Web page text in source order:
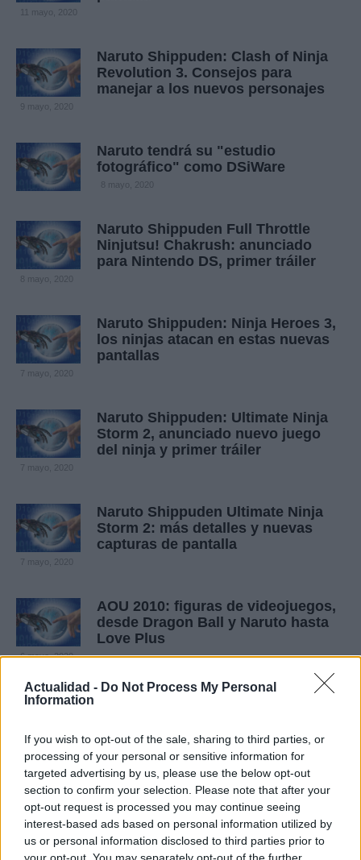
Actualidad - Do Not Process My Personal
Information
If you wish to opt-out of the sale, sharing to third parties, or
processing of your personal or sensitive information for
targeted advertising by us, please use the below opt-out
section to confirm your selection. Please note that after your
opt-out request is processed you may continue seeing
interest-based ads based on personal information utilized by
us or personal information disclosed to third parties prior to
11 mayo, 2020
Naruto Shippuden: Clash of Ninja
Revolution 3. Consejos para
manejar a los nuevos personajes
9 mayo, 2020
Naruto tendrá su "estudio
fotográfico" como DSiWare
8 mayo, 2020
Naruto Shippuden Full Throttle
Ninjutsu! Chakrush: anunciado
para Nintendo DS, primer tráiler
8 mayo, 2020
Naruto Shippuden: Ninja Heroes 3,
los ninjas atacan en estas nuevas
pantallas
7 mayo, 2020
Naruto Shippuden: Ultimate Ninja
Storm 2, anunciado nuevo juego
del ninja y primer tráiler
7 mayo, 2020
Naruto Shippuden Ultimate Ninja
Storm 2: más detalles y nuevas
capturas de pantalla
7 mayo, 2020
AOU 2010: figuras de videojuegos,
desde Dragon Ball y Naruto hasta
Love Plus
6 mayo, 2020
para PSP
5 mayo, 2020
Naruto Shippuden Kizuna Drive:
nuevas imágenes del Monster
Hunter de Naruto
5 mayo, 2020